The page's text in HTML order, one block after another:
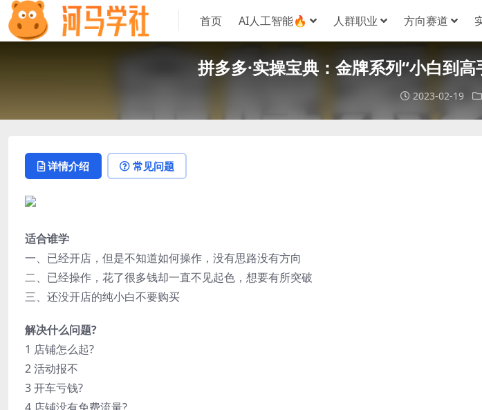
首页 AI人工智能🔥 人群职业 方向赛道
拼多多·实操宝典：金牌系列“小白到
2023-02-19
详情介绍 常见问题
适合谁学
一、已经开店，但是不知道如何操作，没有思路没有方向
二、已经操作，花了很多钱却一直不见起色，想要有所突破
三、还没开店的纯小白不要购买
解决什么问题?
1 店铺怎么起?
2 活动报不
3 开车亏钱?